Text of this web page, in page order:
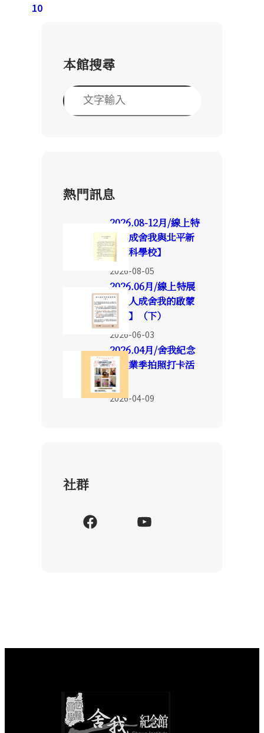
10
本館搜尋
搜
尋
熱門訊息
2026.08-12月/線上特
展【成舍我與北平新
聞專科學校】
2026-08-05
2026.06月/線上特展
【報人成舍我的啟蒙
時期】（下）
2026-06-03
2026.04月/舍我紀念
館畢業季拍照打卡活
動
2026-04-09
社群
F
k
Y